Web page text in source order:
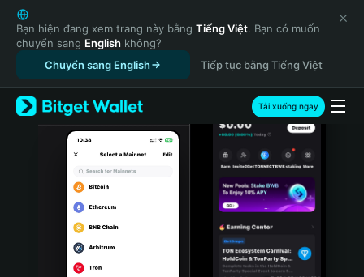
English
日本語
Tiếng Việt
Русский
Español (Latinoamérica)
Türkçe
Italiano
Português (Portugal)
Bahasa Indonesia
Bạn hiện đang xem trang này bằng Tiếng Việt. Bạn có muốn
chuyển sang English không?
Chuyển sang English
Tiếp tục bằng Tiếng Việt
Tải xuống ngay